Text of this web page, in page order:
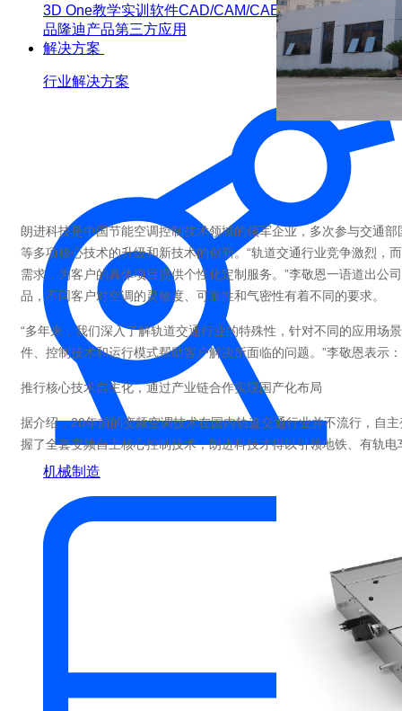
3D One教学实训软件CAD/CAM/CAE软件教育版
品隆迪产品第三方应用
解决方案
行业解决方案
机械制造
朗进科技是中国节能空调控制技术领域的领军企业，多次参与交通
等多项核心技术的升级和新技术的创新。“轨道交通行业竞争激烈
需求，为客户的具体项目提供个性化定制服务。”李敬恩一语道出公
品，不同客户对空调的灵敏度、可靠性和气密性有着不同的要求。
“多年来，我们深入了解轨道交通行业的特殊性，针对不同的应用
件、控制技术和运行模式帮助客户解决所面临的问题。”李敬恩表示
推行核心技术自主化，通过产业链合作实现国产化布局
据介绍，20年前的变频空调技术在国内轨道交通行业并不流行，自
握了全套变频自主核心控制技术，朗进科技才得以引领地铁、有轨